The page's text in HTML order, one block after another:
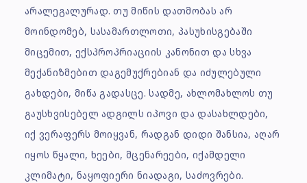
არალეგალურად. თუ მიწის დათმობას არ
მოინდომებ, სასამართლოთი, პასუხისგებაში
მიცემით, ექსპროპრიაციის კანონით და სხვა
მექანიზმებით დაგემუქრებიან და იძულებული
გახდები, მიწა გადასცე. სადმე, ახლომახლოს თუ
გაუსხვისებელ ადგილს იპოვი და დასახლდები,
იქ ვერაფერს მოიყვან, რადგან დიდი შანსია, აღარ
იყოს წყალი, ხეები, მცენარეები, იქამდელი
კლიმატი, ნაყოფიერი ნიადაგი, საძოვრები.